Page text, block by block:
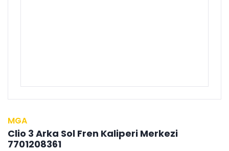
MGA
Clio 3 Arka Sol Fren Kaliperi Merkezi
7701208361